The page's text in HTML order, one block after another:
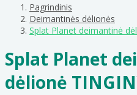
Pagrindinis
Deimantinės dėlionės
Splat Planet deimantinė
Splat Planet
dėlionė